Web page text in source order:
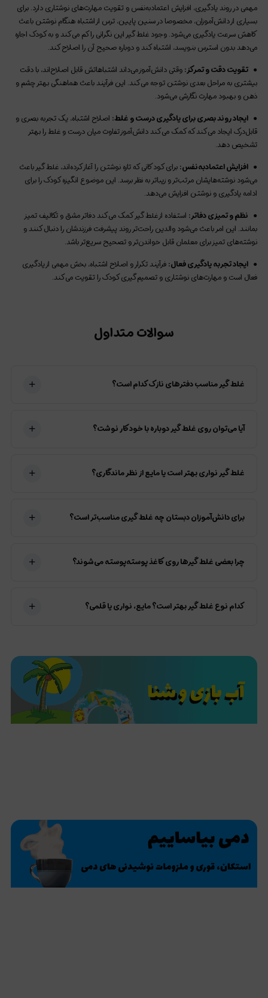
مهمی در روند یادگیری، افزایش اعتمادبه‌نفس و تقویت مهارت‌های نوشتاری دارد. برای
بسیاری از دانش‌آموزان، مخصوصا در سنین پایین، ترس از اشتباه هنگام نوشتن باعث
کاهش سرعت یادگیری می‌شود. وجود غلط‌‌‌‌ گیر این نگرانی را کم می‌کند و به کودک اجازه
می‌دهد بدون استرس بنویسد، اشتباه کند و دوباره صحیح آن را اصلاح کند.
● تقویت دقت و تمرکز:وقتی دانش‌آموز می‌داند اشتباهاتش قابل اصلاح‌اند، با دقت
بیشتری به مراحل بعدی نوشتن توجه می‌کند. این فرآیند باعث هماهنگی بهتر چشم و
ذهن و بهبود مهارت نگارشی می‌شود.
● ایجاد روند بصری برای یادگیری درست و غلط: اصلاح اشتباه، یک تجربه بصری و
قابل‌درک ایجاد می‌کند که کمک می‌کند دانش‌آموز تفاوت میان درست و غلط را بهتر
تشخیص دهد.
● افزایش اعتمادبه‌نفس:برای کودکانی که تازه نوشتن را آغاز کرده‌اند، غلط‌‌‌‌ گیر باعث
می‌شود نوشته‌هایشان مرتب‌تر و زیباتر به نظر برسد. این موضوع انگیزه کودک را برای
ادامه یادگیری و نوشتن افزایش می‌دهد.
● نظم و تمیزی دفاتر: استفاده از غلط‌‌‌‌ گیر کمک می‌کند دفاتر مشق و تکالیف تمیز
بمانند. این امر باعث می‌شود والدین راحت‌تر روند پیشرفت فرزندشان را دنبال کنند و
نوشته‌های تمیز برای معلمان قابل خواندن‌تر و تصحیح سریع‌تر باشد.
● ایجاد تجربه یادگیری فعال:فرآیند تکرار و اصلاح اشتباه، بخش مهمی از یادگیری
فعال است و مهارت‌های نوشتاری و تصمیم‌گیری کودک را تقویت می‌کند.
سوالات متداول
غلط‌‌‌‌ گیر مناسب دفترهای نازک کدام است؟
آیا می‌توان روی غلط‌‌‌‌ گیر دوباره با خودکار نوشت؟
غلط‌‌‌‌ گیر نواری بهتر است یا مایع از نظر ماندگاری؟
برای دانش‌آموزان دبستان چه غلط‌‌‌‌ گیری مناسب‌تر است؟
چرا بعضی غلط‌‌‌‌ گیرها روی کاغذ پوسته‌پوسته می‌شوند؟
کدام نوع غلط‌‌‌‌ گیر بهتر است؟ مایع، نواری یا قلمی؟